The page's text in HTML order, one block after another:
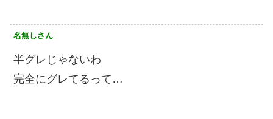
名無しさん
半グレじゃないわ
完全にグレてるって…